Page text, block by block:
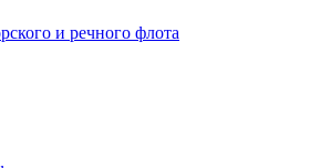
и речного флота